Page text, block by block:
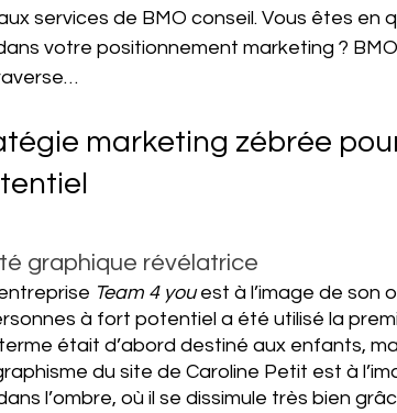
services de BMO conseil. Vous êtes en
votre positionnement marketing ?
marketing zébrée
graphique révélatrice
Team 4 you est à l’image de son
à fort potentiel a été utilisé la
était d’abord destiné aux enfants,
du site de Caroline Petit est à
l’ombre, où il se dissimule très bien